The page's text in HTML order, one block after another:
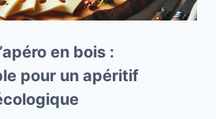
en bois :
pour un apéritif